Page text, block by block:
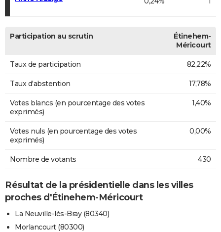
Participation au scrutin
Étinehem-
Méricourt
Taux de participation 82,22%
Taux d'abstention 17,78%
Votes blancs (en pourcentage des votes
exprimés)
1,40%
Votes nuls (en pourcentage des votes
exprimés)
0,00%
Nombre de votants 430
Résultat de la présidentielle dans les villes
proches d'Étinehem-Méricourt
La Neuville-lès-Bray (80340)
Morlancourt (80300)